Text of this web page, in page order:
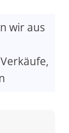
wir aus